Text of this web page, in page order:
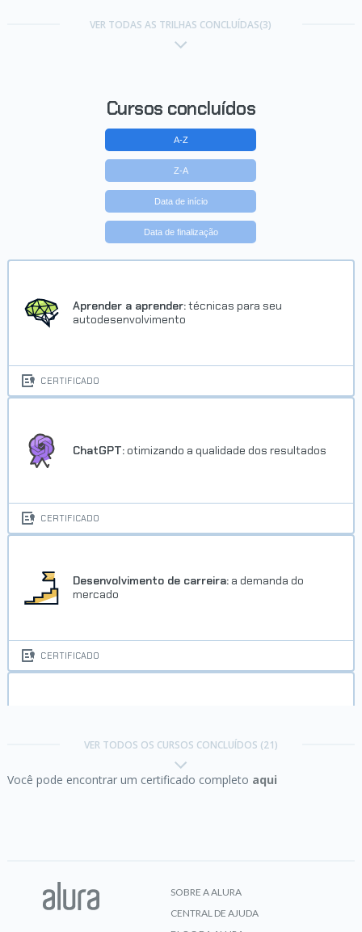
VER TODAS AS TRILHAS CONCLUÍDAS(3)
Cursos concluídos
A-Z
Z-A
Data de início
Data de finalização
Aprender a aprender:técnicas para seu
autodesenvolvimento
CERTIFICADO
ChatGPT: otimizando a qualidade dos resultados
CERTIFICADO
Desenvolvimento de carreira: a demanda do
mercado
CERTIFICADO
VER TODOS OS CURSOS CONCLUÍDOS (21)
Você pode encontrar um certificado completo aqui
SOBRE A ALURA
CENTRAL DE AJUDA